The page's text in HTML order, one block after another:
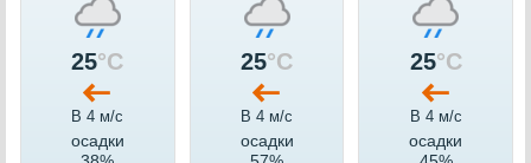
25°C
В 4 м/c
осадки
25°C
В 4 м/c
осадки
25°C
В 4 м/c
осадки